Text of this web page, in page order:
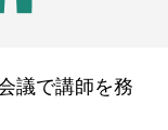
議で講師を務